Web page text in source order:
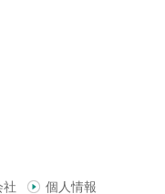
社 個人情報